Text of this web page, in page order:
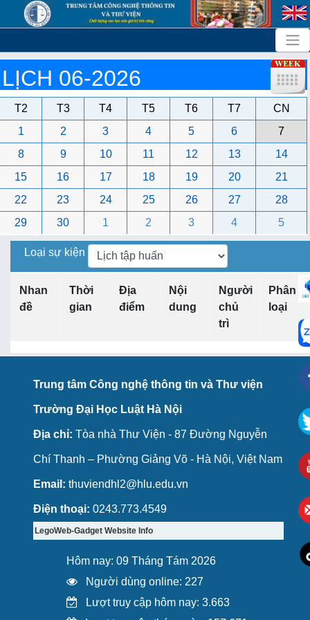
LỊCH 06-2026
T2 T3 T4 T5 T6 T7
CN
1
2 3 4 5 6
7
8
9 10 11 12 13
14
15
16 17 18 19 20
21
22
23 24 25 26 27
28
29
30 1 2 3 4 5
Loại sự kiện
Nhan
đề
Thời
gian
Địa
điểm
Nội
dung
Người
chủ
trì
Phân
loại
Trung tâm Công nghệ thông tin và Thư viện
Trường Đại Học Luật Hà Nội
Địa chỉ: Tòa nhà Thư Viện - 87 Đường Nguyễn
Chí Thanh – Phường Giảng Võ - Hà Nội, Việt Nam
Email: thuviendhl2@hlu.edu.vn
Điện thoại: 0243.773.4549
LegoWeb-Gadget Website Info
Hôm nay: 09 Tháng Tám 2026
Người dùng online: 227
Lượt truy cập hôm nay: 3.663